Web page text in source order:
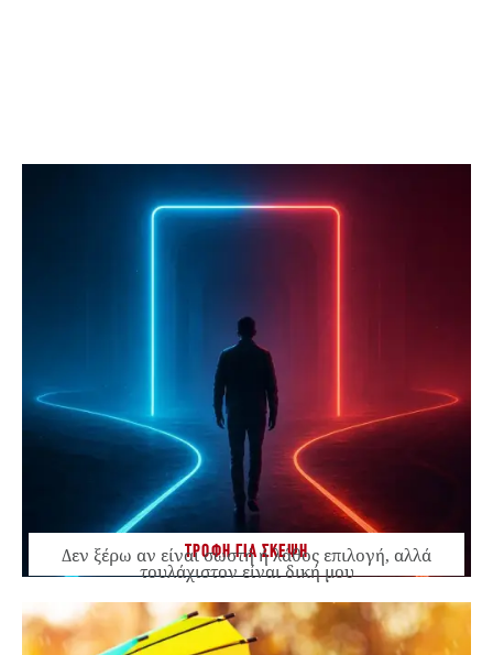
ΤΡΟΦΗ ΓΙΑ ΣΚΕΨΗ
Δεν ξέρω αν είναι σωστή ή λάθος επιλογή, αλλά
τουλάχιστον είναι δική μου